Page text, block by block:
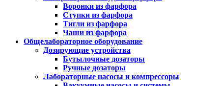
Воронки из фарфора
Ступки из фарфора
Тигли из фарфора
Чаши из фарфора
Общелабораторное оборудование
Дозирующие устройства
Бутылочные дозаторы
Ручные дозаторы
Лабораторные насосы и компрессоры